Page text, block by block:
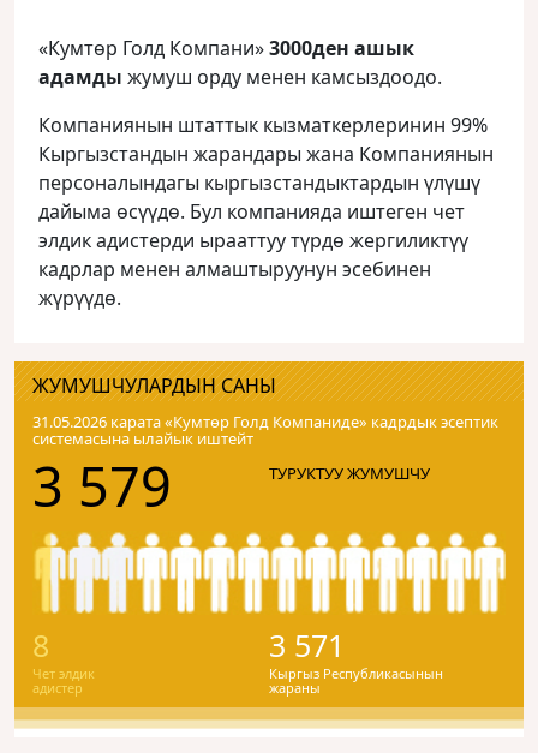
«Кумтөр Голд Компани»3000ден ашык
адамды жумуш орду менен камсыздоодо.
Компаниянын штаттык кызматкерлеринин 99%
Кыргызстандын жарандары жана Компаниянын
персоналындагы кыргызстандыктардын үлүшү
дайыма өсүүдө. Бул компанияда иштеген чет
элдик адистерди ырааттуу түрдө жергиликтүү
кадрлар менен алмаштыруунун эсебинен
жүрүүдө.
ЖУМУШЧУЛАРДЫН САНЫ
31.05.2026 карата «Кумтɵр Голд Компаниде» кадрдык эсептик
системасына ылайык иштейт
3 579 ТУРУКТУУ ЖУМУШЧУ
8
Чет элдик
адистер
3 571
Кыргыз Республикасынын
жараны